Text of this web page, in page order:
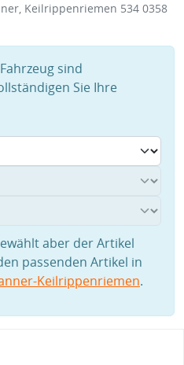
Keilrippenriemen 534 0358
sind
Sie Ihre
aber der Artikel
passenden Artikel in
Keilrippenriemen.